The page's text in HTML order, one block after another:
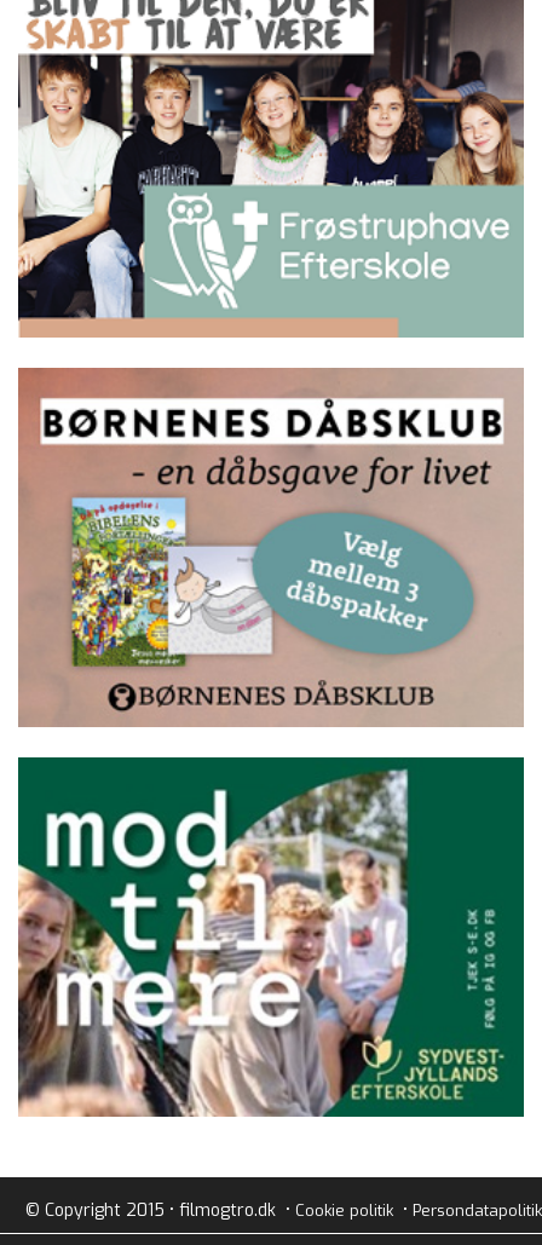
© Copyright 2015 • filmogtro.dk • Cookie politik• Persondatapolitik